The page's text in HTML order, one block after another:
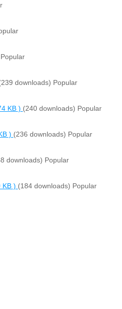
Popular
downloads) Popular
KB ) (240 downloads) Popular
) (236 downloads) Popular
downloads) Popular
KB ) (184 downloads) Popular